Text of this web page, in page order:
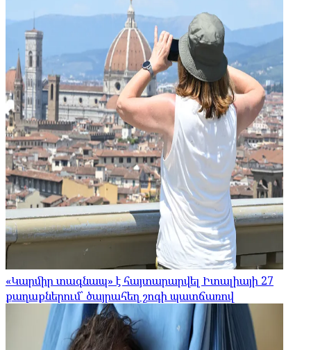
«Կարմիր տագնապ» է հայտարարվել Իտալիայի 27
քաղաքներում՝ ծայրահեղ շոգի պատճառով